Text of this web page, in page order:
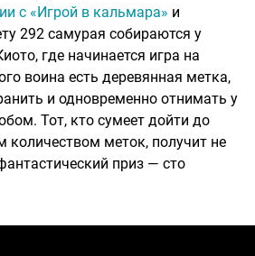
с «Игрой в кальмара» и
292 самурая собираются у
где начинается игра на
воина есть деревянная метка,
и одновременно отнимать у
Тот, кто сумеет дойти до
количеством меток, получит не
приз — сто